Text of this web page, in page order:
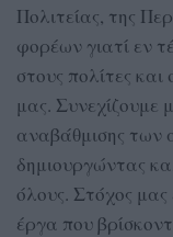
Πολιτείας, της
φορέων γιατί εν
στους πολίτες
μας. Συνεχίζουμε
αναβάθμισης των
δημιουργώντας
όλους. Στόχος
έργα που